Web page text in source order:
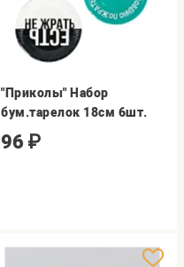
"Приколы" Набор
бум.тарелок 18см 6шт.
96 ₽